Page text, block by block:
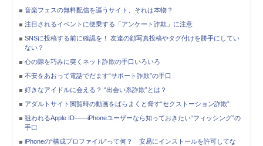
音楽フェスの無料配信を謳うサイト、それは本物？
注目されるイベントに便乗する「アンケート詐欺」に注意
SNSに投稿する前に確認を！ 友達の顔写真投稿やタグ付けを勝手にしてい
ない？
心の隙を巧みに突くネット詐欺の手口いろいろ
不安をあおって電話でだます“サポート詐欺”の手口
好きなアイドルに会える？ “出会い系詐欺”とは？
アダルトサイト閲覧時の動画をばらまくと脅す“セクストーション詐欺”
狙われるApple ID――iPhoneユーザーなら知っておきたい“フィッシング”の
手口
iPhoneの“構成プロファイル”って何？ 安易にインストールを許可してな